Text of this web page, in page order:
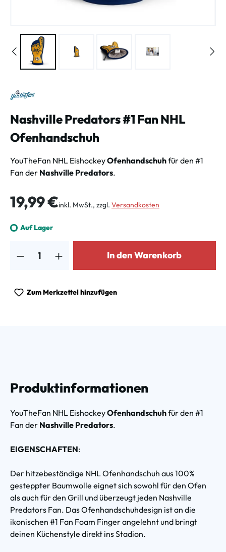
Nashville Predators #1 Fan NHL
Ofenhandschuh
YouTheFan NHL EishockeyOfenhandschuhfür den #1
Fan der Nashville Predators.
Regulärer Preis:
19,99 €inkl. MwSt., zzgl. Versandkosten
Auf Lager
In den Warenkorb
Zum Merkzettel hinzufügen
Produktinformationen
YouTheFan NHL EishockeyOfenhandschuhfür den #1
Fan der Nashville Predators.
EIGENSCHAFTEN:
Der hitzebeständige NHL Ofenhandschuh aus 100%
gesteppter Baumwolle eignet sich sowohl für den Ofen
als auch für den Grill und überzeugt jeden Nashville
Predators Fan. Das Ofenhandschuhdesign ist an die
ikonischen #1 Fan Foam Finger angelehnt und bringt
deinen Küchenstyle direkt ins Stadion.